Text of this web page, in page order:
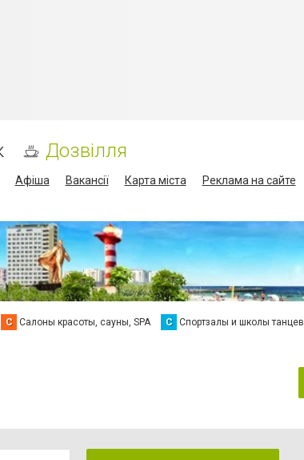
Дозвілля
Афіша Вакансії Карта міста
Реклама на сайте
С Салоны красоты, сауны, SPA С Спортзалы и школы танцев